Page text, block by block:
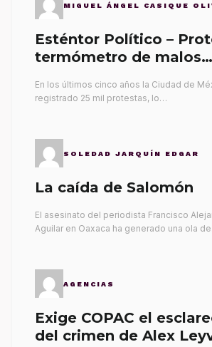
MIGUEL ÁNGEL CASIQUE
Esténtor Político –
termómetro de malos
En los últimos cinco años la Ciudad de
registrado 25 mil protestas, lo…
SOLEDAD JARQUÍN EDGAR
La caída de Salomón
El asesinato del periodista Francisco
Aguilar en Oaxaca ha generado una ola
AGENCIAS
Exige COPAC el
del crimen de Alex